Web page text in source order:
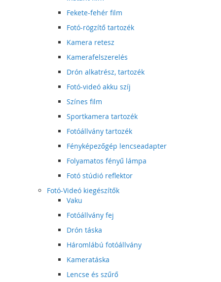
Fekete-fehér film
Fotó-rögzítő tartozék
Kamera retesz
Kamerafelszerelés
Drón alkatrész, tartozék
Fotó-videó akku szíj
Színes film
Sportkamera tartozék
Fotóállvány tartozék
Fényképezőgép lencseadapter
Folyamatos fényű lámpa
Fotó stúdió reflektor
Fotó-Videó kiegészítők
Vaku
Fotóállvány fej
Drón táska
Háromlábú fotóállvány
Kameratáska
Lencse és szűrő